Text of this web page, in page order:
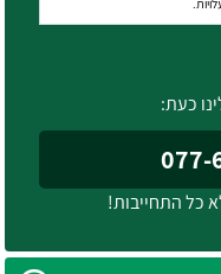
כעת:
כל התחייבות!